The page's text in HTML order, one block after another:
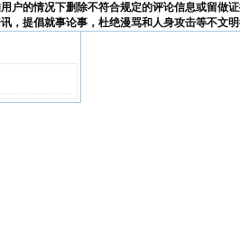
户的情况下删除不符合规定的评论信息或留做
，提倡就事论事，杜绝漫骂和人身攻击等不文